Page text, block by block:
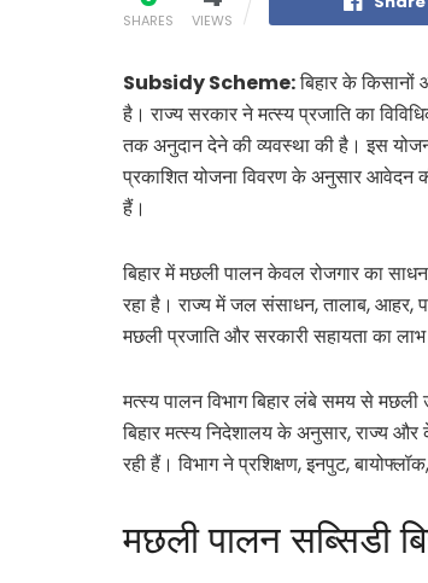
SHARES VIEWS
Subsidy Scheme:बिहार के
है। राज्य सरकार ने मत्स्य प्रजाति का
तक अनुदान देने की व्यवस्था की है। इस
प्रकाशित योजना विवरण के अनुसार आवेदन
हैं।
बिहार में मछली पालन केवल रोजगार का
रहा है। राज्य में जल संसाधन, तालाब, आहर,
मछली प्रजाति और सरकारी सहायता का
मत्स्य पालन विभाग बिहार लंबे समय से
बिहार मत्स्य निदेशालय के अनुसार, राज्य
रही हैं। विभाग ने प्रशिक्षण, इनपुट,
मछली पालन सब्सिडी